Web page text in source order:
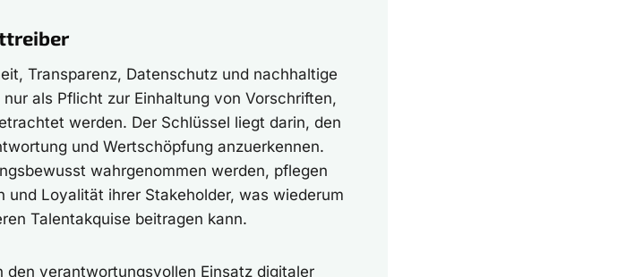
Transparenz, Datenschutz und nachhaltige
als Pflicht zur Einhaltung von Vorschriften,
werden. Der Schlüssel liegt darin, den
und Wertschöpfung anzuerkennen.
wahrgenommen werden, pflegen
und Loyalität ihrer Stakeholder, was wiederum
Talentakquise beitragen kann.
verantwortungsvollen Einsatz digitaler